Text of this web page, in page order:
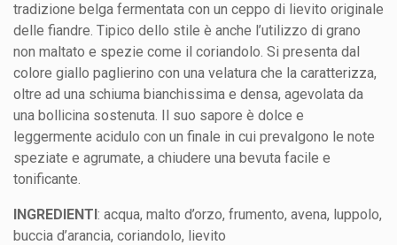
tradizione belga fermentata con un ceppo di lievito originale
delle fiandre. Tipico dello stile è anche l’utilizzo di grano
non maltato e spezie come il coriandolo. Si presenta dal
colore giallo paglierino con una velatura che la caratterizza,
oltre ad una schiuma bianchissima e densa, agevolata da
una bollicina sostenuta. Il suo sapore è dolce e
leggermente acidulo con un finale in cui prevalgono le note
speziate e agrumate, a chiudere una bevuta facile e
tonificante.
INGREDIENTI: acqua, malto d’orzo, frumento, avena, luppolo,
buccia d’arancia, coriandolo, lievito